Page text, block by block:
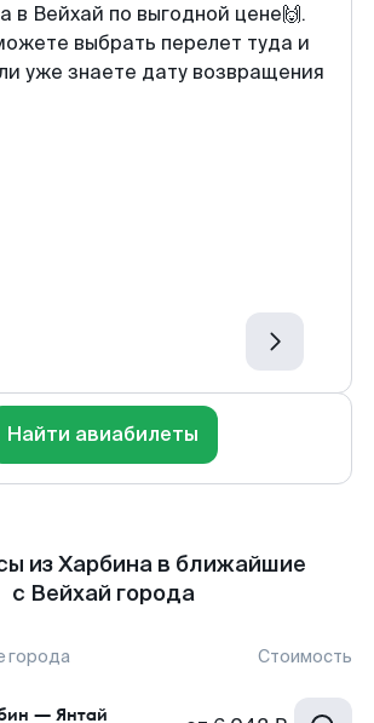
в Вейхай по выгодной цене🙌.
выбрать перелет туда и
уже знаете дату возвращения
Найти авиабилеты
из Харбина в ближайшие
с Вейхай города
города Стоимость
— Янтай